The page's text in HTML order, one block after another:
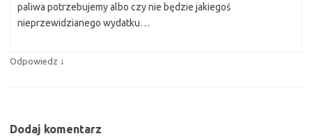
paliwa potrzebujemy albo czy nie będzie jakiegoś
nieprzewidzianego wydatku…
Odpowiedz ↓
Dodaj komentarz